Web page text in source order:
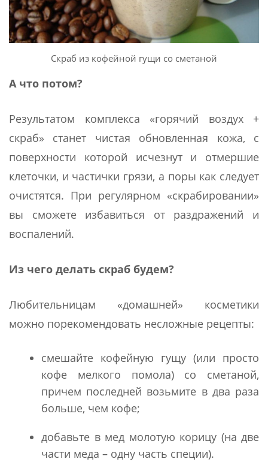
Скраб из кофейной гущи со сметаной
А что потом?
Результатом комплекса «горячий воздух +
скраб» станет чистая обновленная кожа, с
поверхности которой исчезнут и отмершие
клеточки, и частички грязи, а поры как следует
очистятся. При регулярном «скрабировании»
вы сможете избавиться от раздражений и
воспалений.
Из чего делать скраб будем?
Любительницам «домашней» косметики
можно порекомендовать несложные рецепты:
смешайте кофейную гущу (или просто
кофе мелкого помола) со сметаной,
причем последней возьмите в два раза
больше, чем кофе;
добавьте в мед молотую корицу (на две
части меда – одну часть специи).